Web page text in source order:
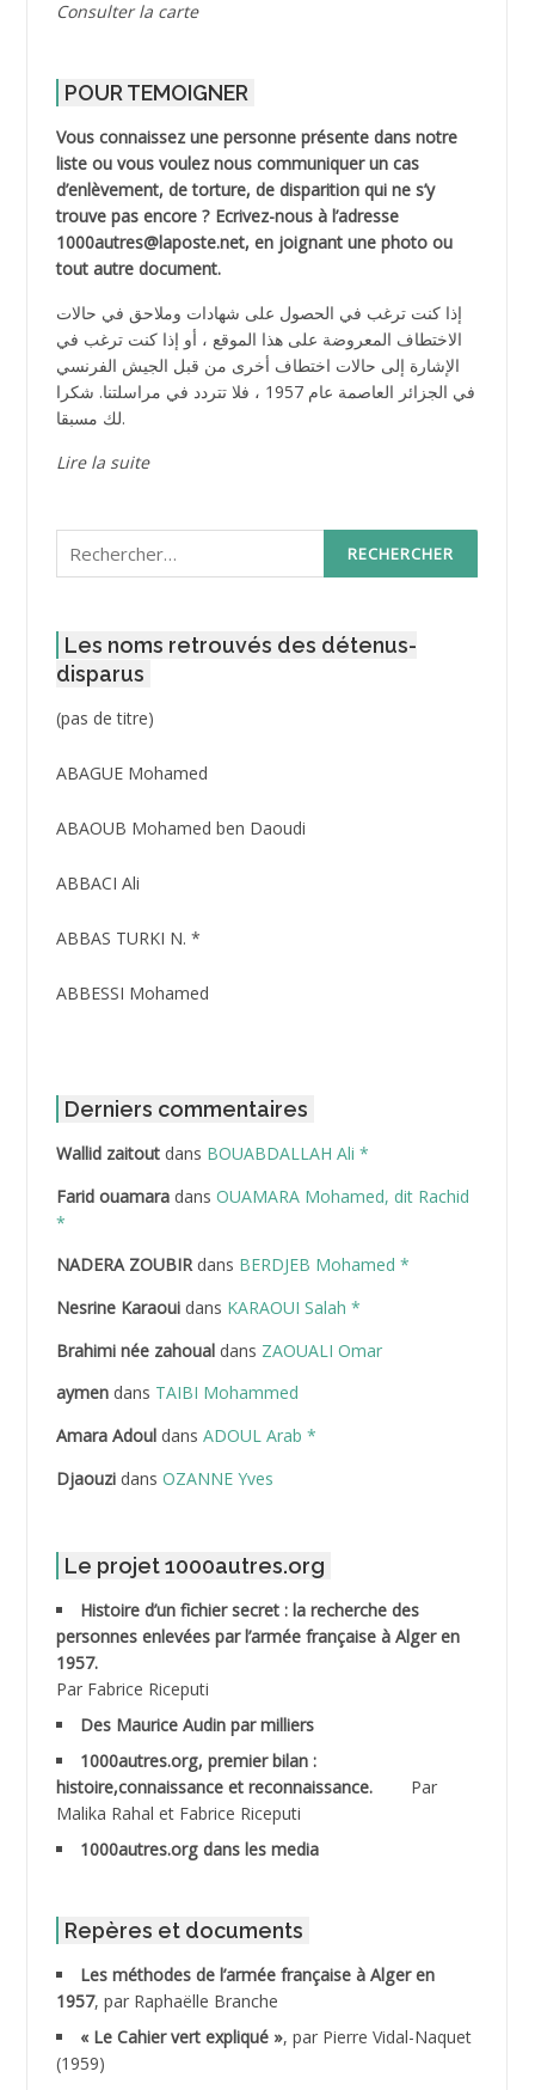
Consulter la carte
POUR TEMOIGNER
Vous connaissez une personne présente dans notre
liste ou vous voulez nous communiquer un cas
d’enlèvement, de torture, de disparition qui ne s’y
trouve pas encore ? Ecrivez-nous à l’adresse
1000autres@laposte.net, en joignant une photo ou
tout autre document.
إذا كنت ترغب في الحصول على شهادات وملاحق في حالات
الاختطاف المعروضة على هذا الموقع ، أو إذا كنت ترغب في
الإشارة إلى حالات اختطاف أخرى من قبل الجيش الفرنسي
في الجزائر العاصمة عام 1957 ، فلا تتردد في مراسلتنا. شكرا
لك مسبقا.
Lire la suite
Rechercher :
Les noms retrouvés des détenus-
disparus
(pas de titre)Post
3416
ABAGUE Mohamed
ABAOUB Mohamed ben Daoudi
ABBACI Ali
ABBAS TURKI N. *
ABBESSI Mohamed
ABDAT Amar
ABDEDDAIM Hamid
ABDELAZIZ Mohamed
ABDELHAFID Lakhdar
ABDELLI Mohamed
ABDELLI Mohamed *
ABDELMOUMENE Ahmed
ABDESMED Mohamed ben Kaddour
ABDESSELAMI Kouider
ABDESSLEM Ahmed dit le Coiffeur
ABDOUDOU
ABID Mohamed
ABNOUN Salah
ACHACHE M.*
Derniers commentaires
Wallid zaitoutdans BOUABDALLAH Ali *
Farid ouamaradans OUAMARA Mohamed, dit Rachid
*
NADERA ZOUBIRdans BERDJEB Mohamed *
Nesrine Karaouidans KARAOUI Salah *
Brahimi née zahoualdans ZAOUALI Omar
aymendans TAIBI Mohammed
Amara Adouldans ADOUL Arab *
Djaouzidans OZANNE Yves
Le projet 1000autres.org
Histoire d’un fichier secret : la recherche des
personnes enlevées par l’armée française à Alger en
1957.
Par Fabrice Riceputi
Des Maurice Audin par milliers
1000autres.org, premier bilan :
histoire,connaissance et reconnaissance.
Par
Malika Rahal et Fabrice Riceputi
1000autres.org dans les media
Repères et documents
Les méthodes de l’armée française à Alger en
1957, par Raphaëlle Branche
« Le Cahier vert expliqué », par Pierre Vidal-Naquet
(1959)